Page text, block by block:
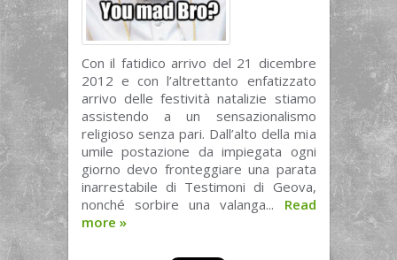
Con il fatidico arrivo del 21 dicembre
2012 e con l’altrettanto enfatizzato
arrivo delle festività natalizie stiamo
assistendo a un sensazionalismo
religioso senza pari. Dall’alto della mia
umile postazione da impiegata ogni
giorno devo fronteggiare una parata
inarrestabile di Testimoni di Geova,
nonché sorbire una valanga... Read
more »